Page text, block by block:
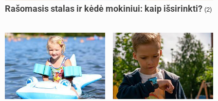
Rašomasis stalas ir kėdė mokiniui: kaip išsirinkti? (2)